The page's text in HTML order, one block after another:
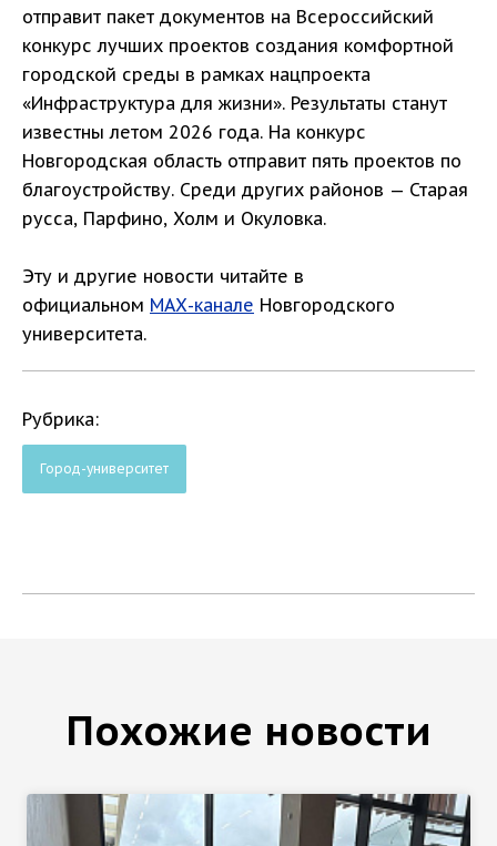
отправит пакет документов на Всероссийский
конкурс лучших проектов создания комфортной
городской среды в рамках нацпроекта
«Инфраструктура для жизни». Результаты станут
известны летом 2026 года. На конкурс
Новгородская область отправит пять проектов по
благоустройству. Среди других районов — Старая
русса, Парфино, Холм и Окуловка.
Эту и другие новости читайте в
официальном МАХ-канале Новгородского
университета.
Рубрика:
Город-университет
Похожие новости